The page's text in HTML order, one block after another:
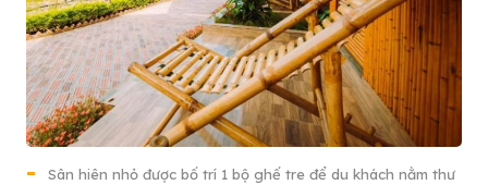
Sân hiên nhỏ được bố trí 1 bộ ghế tre để du khách nằm thư